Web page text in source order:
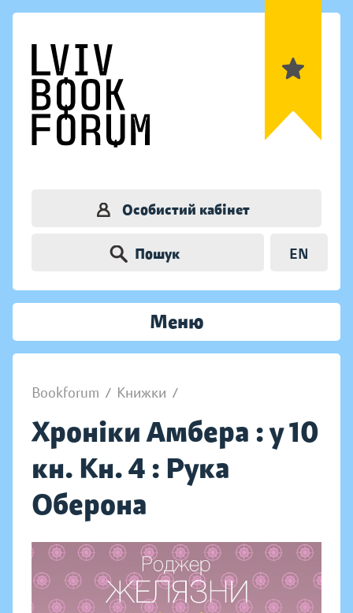
Особистий кабінет
Пошук EN
Меню
Bookforum / Книжки /
Хроніки Амбера : у 10
кн. Кн. 4 : Рука
Оберона